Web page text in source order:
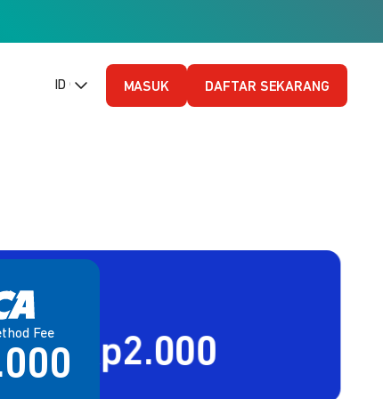
ID (Bahasa Indonesia)
MASUK DAFTAR SEKARANG
Fee
+ Rp2.000